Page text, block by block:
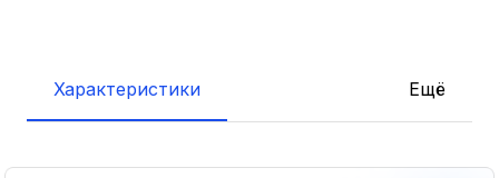
Характеристики Ещё